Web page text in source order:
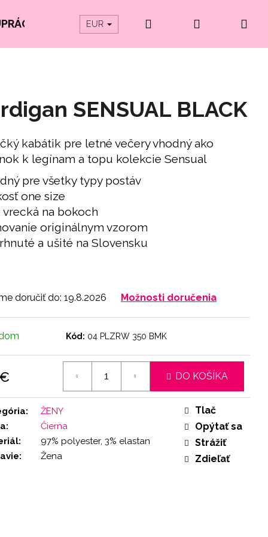
PRODUKTY Z ORGANICKEJ BAVLNY
EUR Prihlásenie
SENSUAL BLACK
kabátik pre letné večery vhodný ako
k legínam a topu kolekcie Sensual
pre všetky typy postáv
one size
vrecká na bokoch
originálnym vzorom
a ušité na Slovensku
doručiť do: 19.8.2026 Možnosti doručenia
Kód: 04 PLZRW 350 BMK
DO KOŠÍKA
:
ŽENY
:
Čierna
:
97% polyester, 3% elastan
: Žena
Tlač
Opýtať sa
Strážiť
Zdieľať